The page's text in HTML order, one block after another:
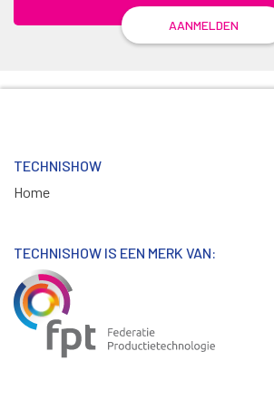
AANMELDEN
TECHNISHOW
Home
TECHNISHOW IS EEN MERK VAN: